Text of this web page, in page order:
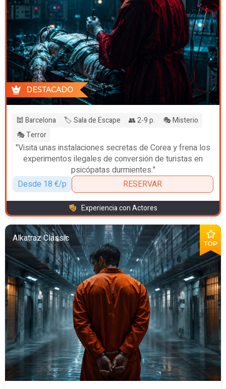
DESTACADO
🕍 Barcelona 🏷️ Sala de Escape 👥 2-9 p.
🎭 Misterio
🎭 Terror
"Visita unas instalaciones secretas de Corea y frena los
experimentos ilegales de conversión de turistas en
psicópatas durmientes."
Desde 18 €/p
RESERVAR
Experiencia con Actores
TOP
Alkatraz Classic